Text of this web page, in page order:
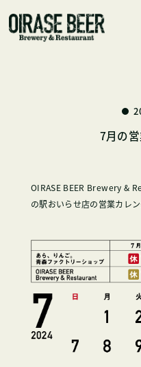
7月の
OIRASE BEER Brewery &
の駅おいらせ店の営業カレ